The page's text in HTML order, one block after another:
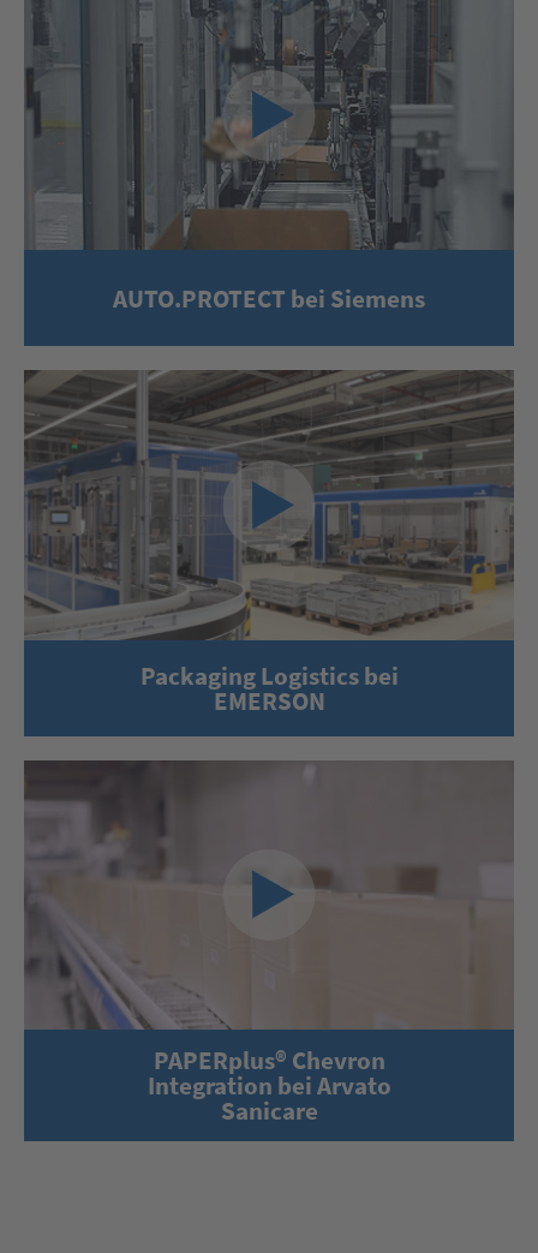
AUTO.PROTECT bei Siemens
Packaging Logistics bei
EMERSON
PAPERplus® Chevron
Integration bei Arvato
Sanicare